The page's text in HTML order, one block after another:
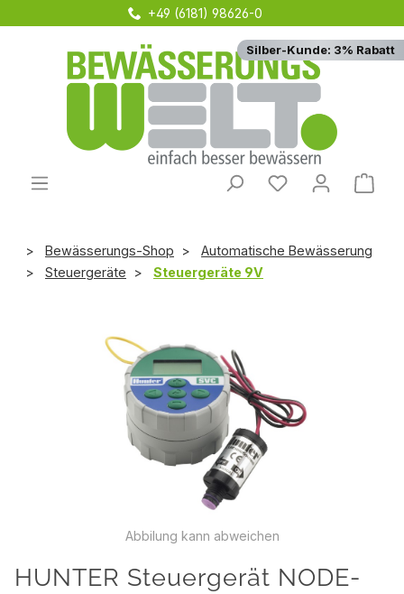
Zum Hauptinhalt springen
Du hast 0
+49 (6181) 98626-0
Silber-Kunde: 3% Rabatt
Bewässerungs-Shop
Automatische Bewässerung
Steuergeräte
Steuergeräte 9V
Bildergalerie überspringen
Abbilung kann abweichen
HUNTER Steuergerät NODE-